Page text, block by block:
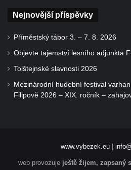
Nejnovější příspěvky
Příměstský tábor 3. – 7. 8. 2026
Objevte tajemství lesního adjunkta
Tolštejnské slavnosti 2026
Mezinárodní hudební festival
Filipově 2026 – XIX. ročník –
www.vybezek.eu|
web provozuje ještě žijem, zapsaný